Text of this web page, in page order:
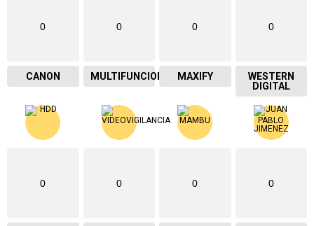
0
CANON
0
MULTIFUNCIONAL
0
MAXIFY
0
WESTERN
DIGITAL
0 0 0 0